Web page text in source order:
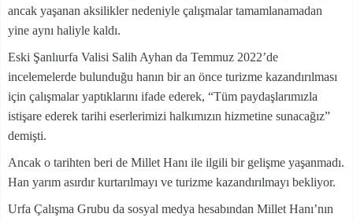
ancak yaşanan aksilikler nedeniyle çalışmalar tamamlanamadan
yine aynı haliyle kaldı.
Eski Şanlıurfa Valisi Salih Ayhan da Temmuz 2022’de
incelemelerde bulunduğu hanın bir an önce turizme kazandırılması
için çalışmalar yaptıklarını ifade ederek, “Tüm paydaşlarımızla
istişare ederek tarihi eserlerimizi halkımızın hizmetine sunacağız”
demişti.
Ancak o tarihten beri de Millet Hanı ile ilgili bir gelişme yaşanmadı.
Han yarım asırdır kurtarılmayı ve turizme kazandırılmayı bekliyor.
Urfa Çalışma Grubu da sosyal medya hesabından Millet Hanı’nın